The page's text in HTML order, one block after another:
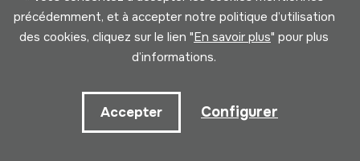
Contact
Matin (mardi à samedi)
10:00 - 14:00
précédemment, et à accepter notre politique d’utilisation
des cookies, cliquez sur le lien "En savoir plus" pour plus
d’informations.
Accepter Configurer